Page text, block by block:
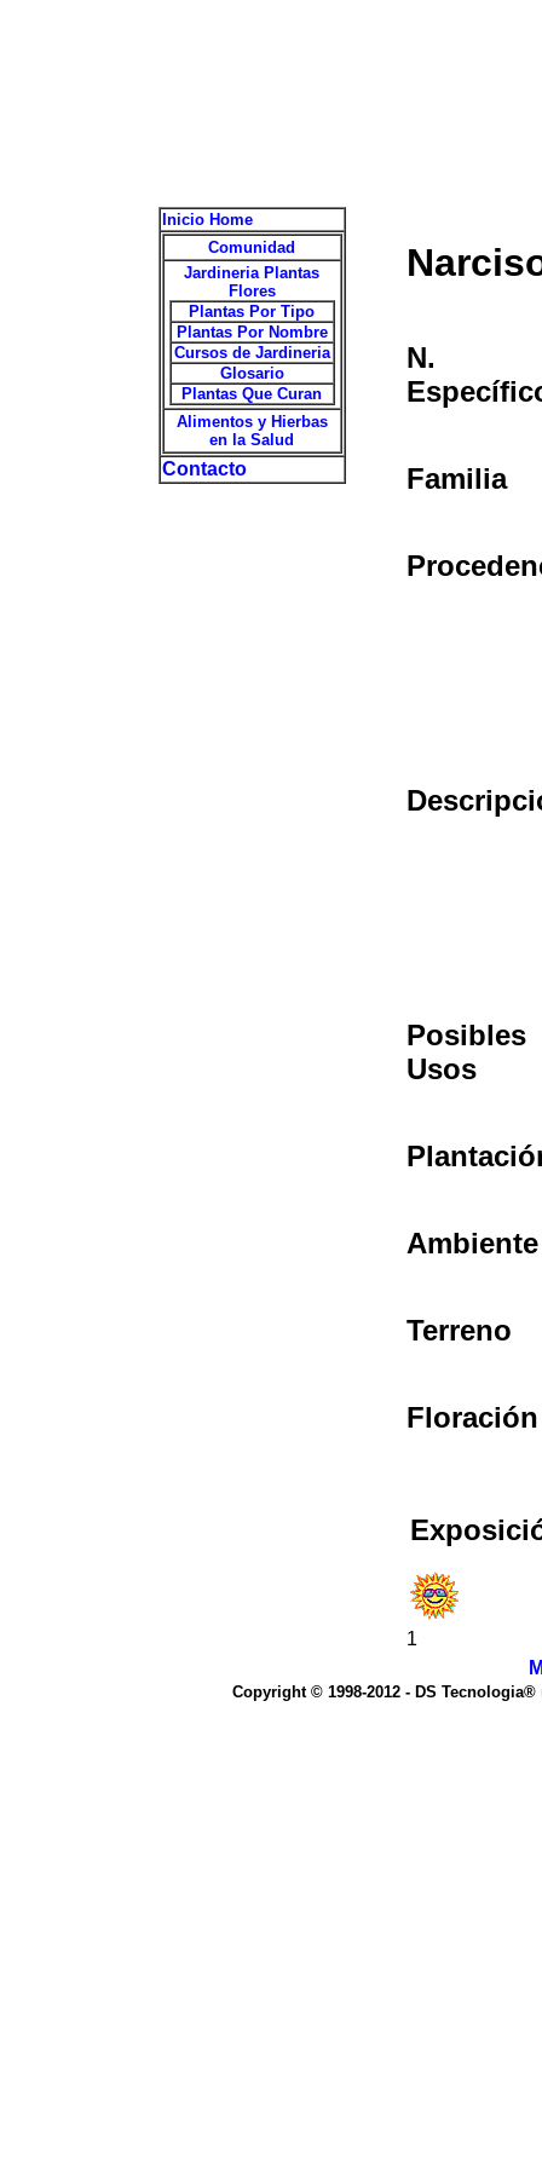
Inicio Home
Comunidad
Jardineria Plantas
Flores
Plantas Por Tipo
Plantas Por Nombre
Cursos de Jardineria
Glosario
Plantas Que Curan
Alimentos y Hierbas
en la Salud
Contacto
N.
Familia
Posibles
Usos
Ambiente
Terreno
Floración
1
Copyright © 1998-2012 - DS Tecnologia®